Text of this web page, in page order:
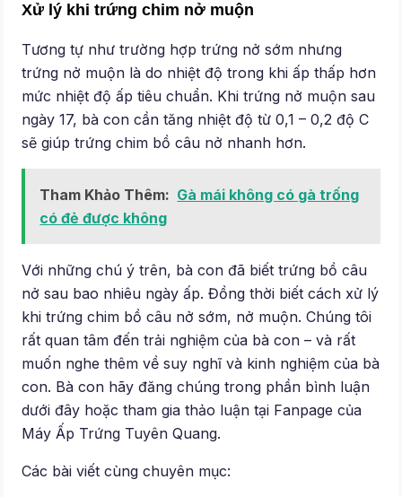
Xử lý khi trứng chim nở muộn
Tương tự như trường hợp trứng nở sớm nhưng
trứng nở muộn là do nhiệt độ trong khi ấp thấp hơn
mức nhiệt độ ấp tiêu chuẩn. Khi trứng nở muộn sau
ngày 17, bà con cần tăng nhiệt độ từ 0,1 – 0,2 độ C
sẽ giúp trứng chim bồ câu nở nhanh hơn.
Tham Khảo Thêm: Gà mái không có gà trống
có đẻ được không
Với những chú ý trên, bà con đã biết trứng bồ câu
nở sau bao nhiêu ngày ấp. Đồng thời biết cách xử lý
khi trứng chim bồ câu nở sớm, nở muộn. Chúng tôi
rất quan tâm đến trải nghiệm của bà con – và rất
muốn nghe thêm về suy nghĩ và kinh nghiệm của bà
con. Bà con hãy đăng chúng trong phần bình luận
dưới đây hoặc tham gia thảo luận tại Fanpage của
Máy Ấp Trứng Tuyên Quang.
Các bài viết cùng chuyên mục: